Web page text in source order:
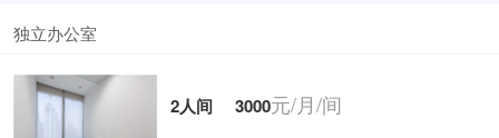
独立办公室
2人间 3000元/月/间